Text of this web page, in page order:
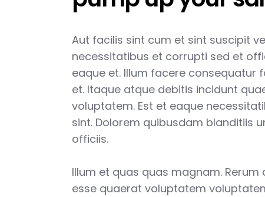
Aut facilis sint cum et sint suscipit
necessitatibus et corrupti sed et
eaque et. Illum facere
et. Itaque atque debitis incidunt
voluptatem. Est et eaque
sint. Dolorem quibusdam blanditiis
officiis.
Illum et quas quas magnam.
esse quaerat voluptatem